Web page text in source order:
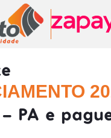
PA e